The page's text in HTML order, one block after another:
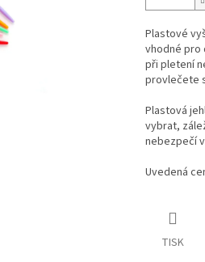
Plastové
vhodné pro
při pletení
provlečete
Plastová
vybrat,
nebezpečí
Uvedená
TISK